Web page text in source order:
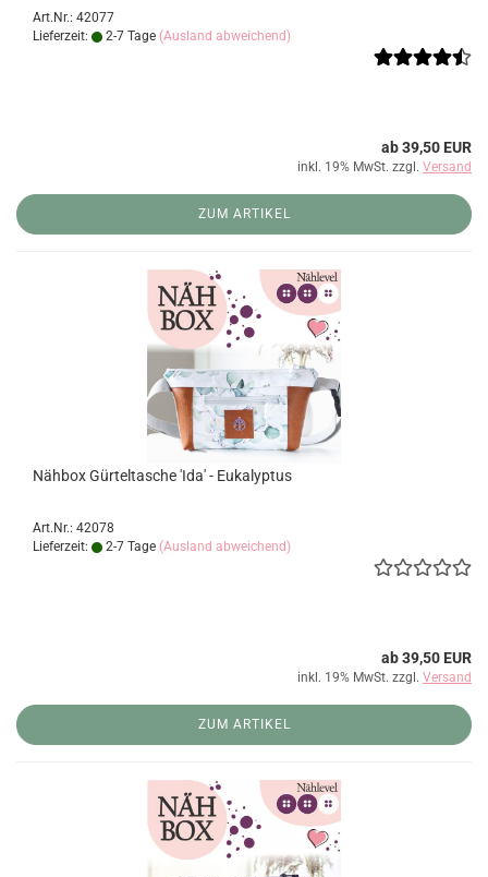
Art.Nr.: 42077
Lieferzeit:
2-7 Tage (Ausland abweichend)
ab 39,50 EUR
inkl. 19% MwSt. zzgl. Versand
ZUM ARTIKEL
Nähbox Gürteltasche 'Ida' - Eukalyptus
Art.Nr.: 42078
Lieferzeit:
2-7 Tage (Ausland abweichend)
ab 39,50 EUR
inkl. 19% MwSt. zzgl. Versand
ZUM ARTIKEL